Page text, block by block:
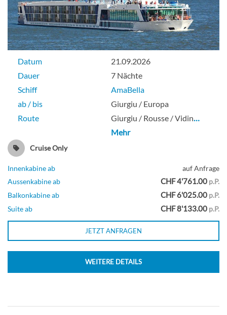
Datum
21.09.2026
Dauer
7 Nächte
Schiff
AmaBella
ab / bis
Giurgiu / Europa
Route
Giurgiu / Rousse / Vidin…
Mehr
Cruise Only
Innenkabine ab
auf Anfrage
Aussenkabine ab
CHF 4'761.00 p.P.
Balkonkabine ab
CHF 6'025.00 p.P.
Suite ab
CHF 8'133.00 p.P.
JETZT ANFRAGEN
WEITERE DETAILS